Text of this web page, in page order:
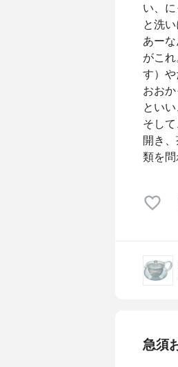
い、
と洗
あー
がこ
す）
おお
とい
そし
開き
類を問
急須